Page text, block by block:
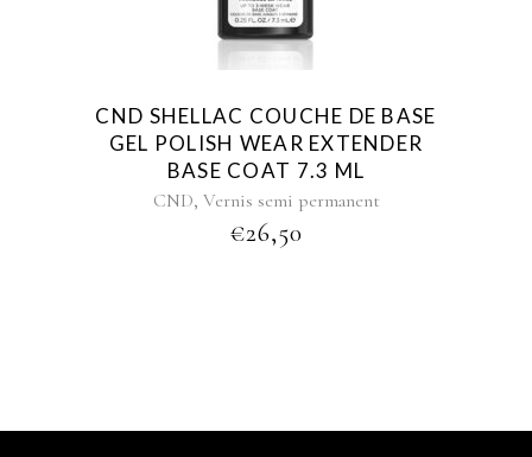
CND SHELLAC COUCHE DE BASE
GEL POLISH WEAR EXTENDER
BASE COAT 7.3 ML
CND, Vernis semi permanent
€26,50